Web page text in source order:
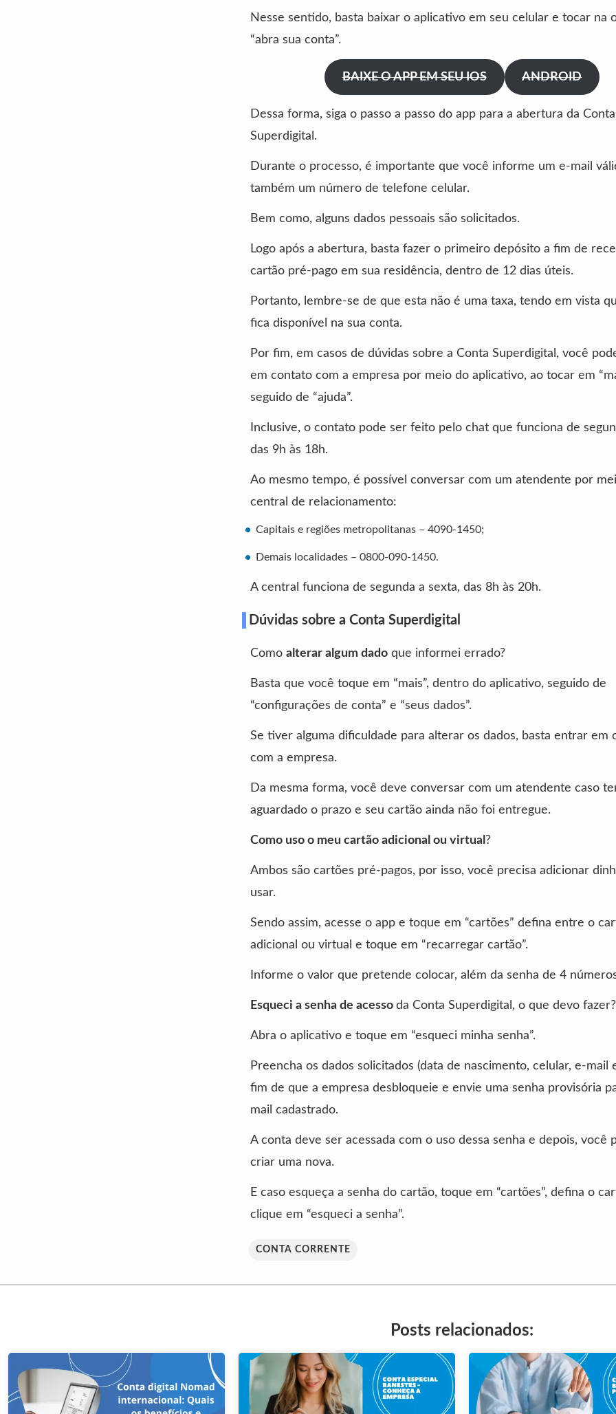
Nesse sentido, basta baixar o aplicativo em seu celular e tocar na
“abra sua conta”.
BAIXE O APP EM SEU IOS ANDROID
Dessa forma, siga o passo a passo do app para a abertura da Conta
Superdigital.
Durante o processo, é importante que você informe um e-mail
também um número de telefone celular.
Bem como, alguns dados pessoais são solicitados.
Logo após a abertura, basta fazer o primeiro depósito a fim de
cartão pré-pago em sua residência, dentro de 12 dias úteis.
Portanto, lembre-se de que esta não é uma taxa, tendo em vista
fica disponível na sua conta.
Por fim, em casos de dúvidas sobre a Conta Superdigital, você
em contato com a empresa por meio do aplicativo, ao tocar em
seguido de “ajuda”.
Inclusive, o contato pode ser feito pelo chat que funciona de
das 9h às 18h.
Ao mesmo tempo, é possível conversar com um atendente por
central de relacionamento:
Capitais e regiões metropolitanas – 4090-1450;
Demais localidades – 0800-090-1450.
A central funciona de segunda a sexta, das 8h às 20h.
Dúvidas sobre a Conta Superdigital
Como alterar algum dado que informei errado?
Basta que você toque em “mais”, dentro do aplicativo, seguido de
“configurações de conta” e “seus dados”.
Se tiver alguma dificuldade para alterar os dados, basta entrar em
com a empresa.
Da mesma forma, você deve conversar com um atendente caso
aguardado o prazo e seu cartão ainda não foi entregue.
Como uso o meu cartão adicional ou virtual ?
Ambos são cartões pré-pagos, por isso, você precisa adicionar
usar.
Sendo assim, acesse o app e toque em “cartões” defina entre o
adicional ou virtual e toque em “recarregar cartão”.
Informe o valor que pretende colocar, além da senha de 4
Esqueci a senha de acesso da Conta Superdigital, o que devo fazer?
Abra o aplicativo e toque em “esqueci minha senha”.
Preencha os dados solicitados (data de nascimento, celular, e-mail
fim de que a empresa desbloqueie e envie uma senha provisória
mail cadastrado.
A conta deve ser acessada com o uso dessa senha e depois, você
criar uma nova.
E caso esqueça a senha do cartão, toque em “cartões”, defina o
clique em “esqueci a senha”.
CONTA CORRENTE
Posts relacionados: